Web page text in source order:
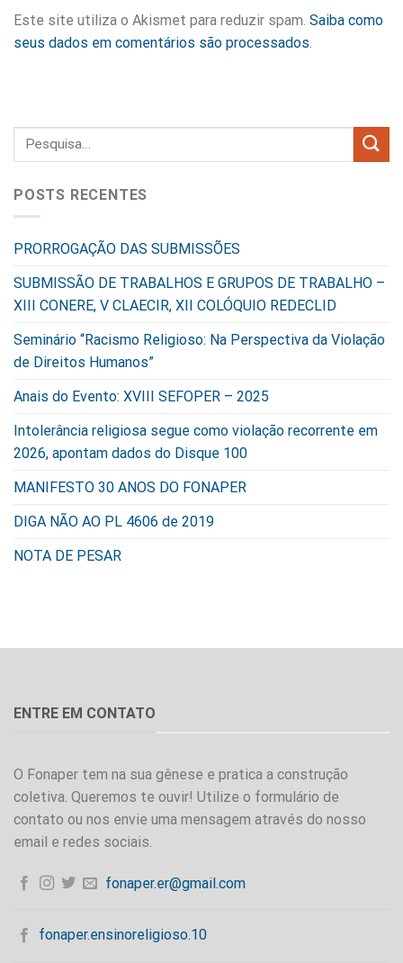
Este site utiliza o Akismet para reduzir spam. Saiba como
seus dados em comentários são processados.
POSTS RECENTES
PRORROGAÇÃO DAS SUBMISSÕES
SUBMISSÃO DE TRABALHOS E GRUPOS DE TRABALHO –
XIII CONERE, V CLAECIR, XII COLÓQUIO REDECLID
Seminário “Racismo Religioso: Na Perspectiva da Violação
de Direitos Humanos”
Anais do Evento: XVIII SEFOPER – 2025
Intolerância religiosa segue como violação recorrente em
2026, apontam dados do Disque 100
MANIFESTO 30 ANOS DO FONAPER
DIGA NÃO AO PL 4606 de 2019
NOTA DE PESAR
ENTRE EM CONTATO
O Fonaper tem na sua gênese e pratica a construção
coletiva. Queremos te ouvir! Utilize o formulário de
contato ou nos envie uma mensagem através do nosso
email e redes sociais.
fonaper.er@gmail.com
fonaper.ensinoreligioso.10